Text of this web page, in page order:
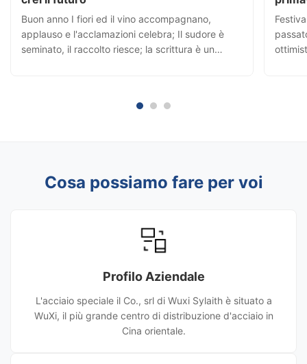
Buon anno I fiori ed il vino accompagnano,
applauso e l'acclamazioni celebra; Il sudore è
seminato, il raccolto riesce; la scrittura è un
Cosa possiamo fare per voi
Profilo Aziendale
L'acciaio speciale il Co., srl di Wuxi Sylaith è situato a
WuXi, il più grande centro di distribuzione d'acciaio in
Cina orientale.